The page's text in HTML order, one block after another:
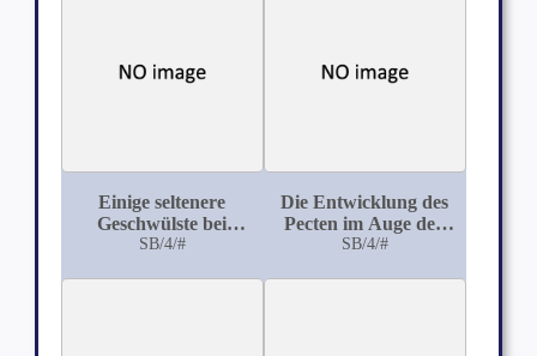
Einige seltenere
Geschwülste bei
Tieren
SB/4/#
Die Entwicklung des
Pecten im Auge den
Hühnchens aus des
SB/4/#